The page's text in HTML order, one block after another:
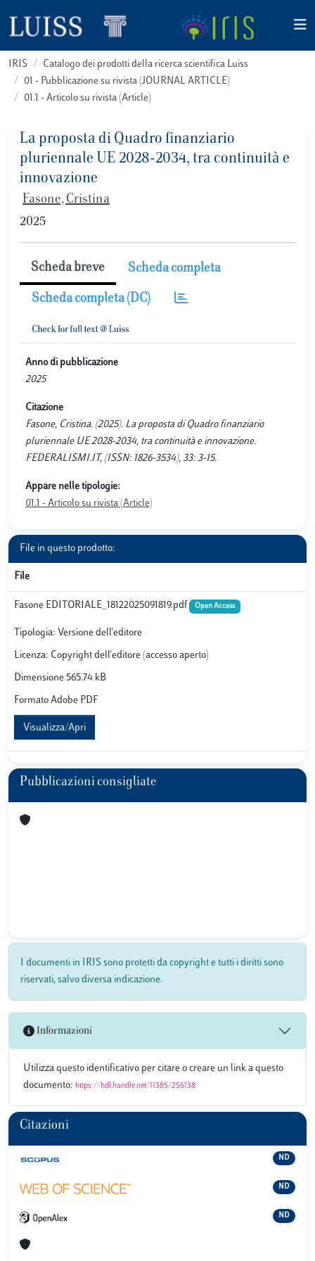
IRIS
Catalogo dei prodotti della ricerca scientifica Luiss
01 - Pubblicazione su rivista (JOURNAL ARTICLE)
01.1 - Articolo su rivista (Article)
La proposta di Quadro finanziario
pluriennale UE 2028-2034, tra continuità e
innovazione
Fasone, Cristina
2025
Scheda breve Scheda completa
Scheda completa (DC)
Anno di pubblicazione
2025
Citazione
Fasone, Cristina. (2025). La proposta di Quadro finanziario
pluriennale UE 2028-2034, tra continuità e innovazione.
FEDERALISMI.IT, (ISSN: 1826-3534), 33: 3-15.
Appare nelle tipologie:
01.1 - Articolo su rivista (Article)
File in questo prodotto:
File
Fasone EDITORIALE_18122025091819.pdf Open Access
Tipologia: Versione dell'editore
Licenza: Copyright dell'editore (accesso aperto)
Dimensione 565.74 kB
Formato Adobe PDF
Visualizza/Apri
Pubblicazioni consigliate
I documenti in IRIS sono protetti da copyright e tutti i diritti sono
riservati, salvo diversa indicazione.
Informazioni
Utilizza questo identificativo per citare o creare un link a questo
documento: https://hdl.handle.net/11385/256138
Citazioni
ND
ND
ND